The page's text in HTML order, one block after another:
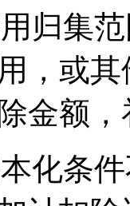
集范
，或
金额
条件